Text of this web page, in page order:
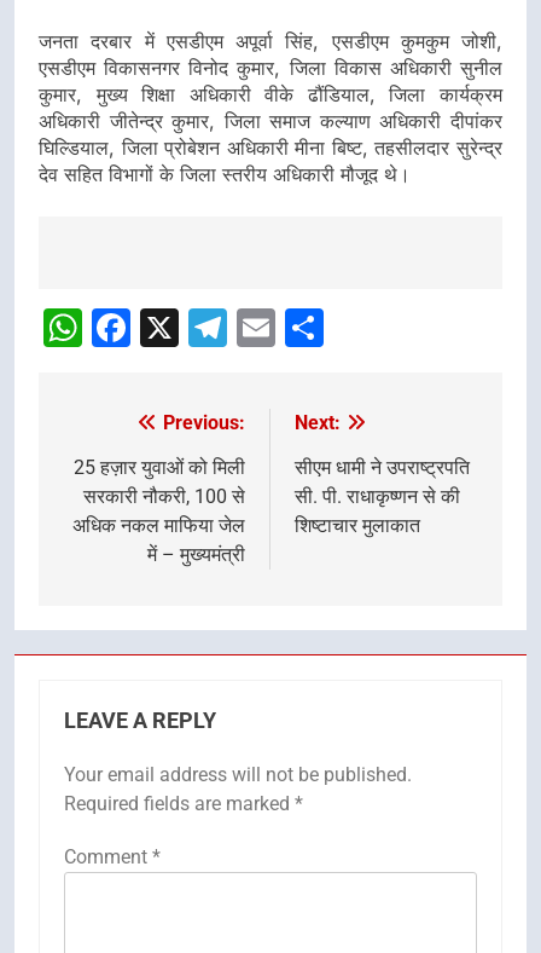
जनता दरबार में एसडीएम अपूर्वा सिंह, एसडीएम कुमकुम जोशी,
एसडीएम विकासनगर विनोद कुमार, जिला विकास अधिकारी सुनील
कुमार, मुख्य शिक्षा अधिकारी वीके ढौंडियाल, जिला कार्यक्रम
अधिकारी जीतेन्द्र कुमार, जिला समाज कल्याण अधिकारी दीपांकर
घिल्डियाल, जिला प्रोबेशन अधिकारी मीना बिष्ट, तहसीलदार सुरेन्द्र
देव सहित विभागों के जिला स्तरीय अधिकारी मौजूद थे।
navigation
WhatsApp
Facebook
X Telegram
Email
navigation
Previous:
25 हज़ार युवाओं को मिली
सरकारी नौकरी, 100 से
अधिक नकल माफिया जेल
में – मुख्यमंत्री
Next:
सीएम धामी ने उपराष्ट्रपति
सी. पी. राधाकृष्णन से की
शिष्टाचार मुलाकात
LEAVE A REPLY
Your email address will not be published.
Required fields are marked *
Comment *